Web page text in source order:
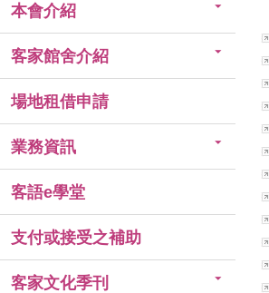
本會介紹
客家館舍介紹
場地租借申請
業務資訊
客語e學堂
支付或接受之補助
客家文化季刊